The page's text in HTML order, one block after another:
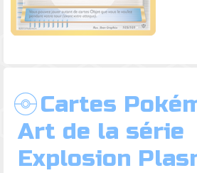
Cartes
Art de la série
Explosion